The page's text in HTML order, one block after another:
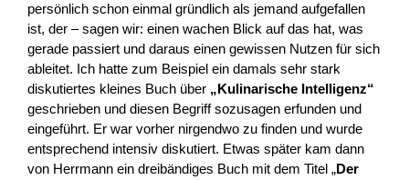
persönlich schon einmal gründlich als jemand aufgefallen
ist, der – sagen wir: einen wachen Blick auf das hat, was
gerade passiert und daraus einen gewissen Nutzen für sich
ableitet. Ich hatte zum Beispiel ein damals sehr stark
diskutiertes kleines Buch über „Kulinarische Intelligenz“
geschrieben und diesen Begriff sozusagen erfunden und
eingeführt. Er war vorher nirgendwo zu finden und wurde
entsprechend intensiv diskutiert. Etwas später kam dann
von Herrmann ein dreibändiges Buch mit dem Titel „Der